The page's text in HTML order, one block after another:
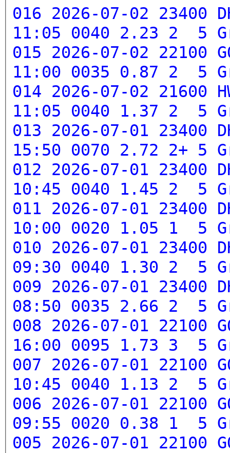
016 2026-07-02 23400
11:05 0040 2.23 2 5
015 2026-07-02 22100
11:00 0035 0.87 2 5
014 2026-07-02 21600
11:05 0040 1.37 2 5
013 2026-07-01 23400
15:50 0070 2.72 2+ 5
012 2026-07-01 23400
10:45 0040 1.45 2 5
011 2026-07-01 23400
10:00 0020 1.05 1 5
010 2026-07-01 23400
09:30 0040 1.30 2 5
009 2026-07-01 23400
08:50 0035 2.66 2 5
008 2026-07-01 22100
16:00 0095 1.73 3 5
007 2026-07-01 22100
10:45 0040 1.13 2 5
006 2026-07-01 22100
09:55 0020 0.38 1 5
005 2026-07-01 22100